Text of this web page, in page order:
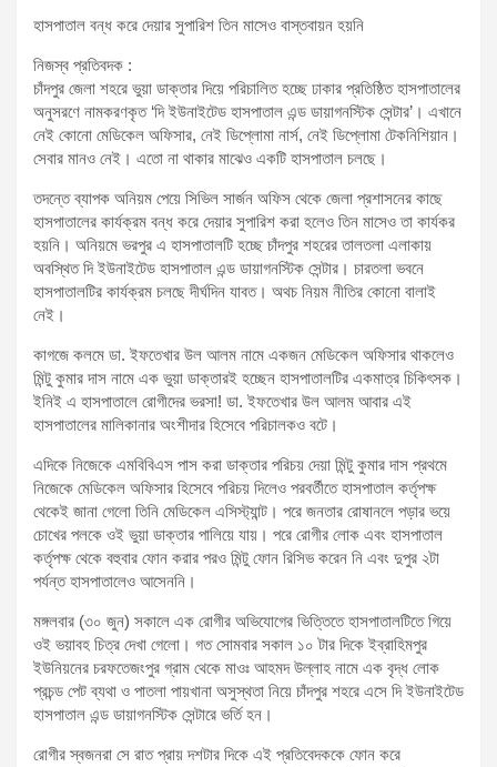
t
:
হাসপাতাল বন্ধ করে দেয়ার সুপারিশ তিন মাসেও বাস্তবায়ন হয়নি
নিজস্ব প্রতিবদক :
চাঁদপুর জেলা শহরে ভুয়া ডাক্তার দিয়ে পরিচালিত হচ্ছে ঢাকার প্রতিষ্ঠিত হাসপাতালের
অনুসরণে নামকরণকৃত ‘দি ইউনাইটেড হাসপাতাল এন্ড ডায়াগনস্টিক সেন্টার’। এখানে
নেই কোনো মেডিকেল অফিসার, নেই ডিপ্লোমা নার্স, নেই ডিপ্লোমা টেকনিশিয়ান।
সেবার মানও নেই। এতো না থাকার মাঝেও একটি হাসপাতাল চলছে।
তদন্তে ব্যাপক অনিয়ম পেয়ে সিভিল সার্জন অফিস থেকে জেলা প্রশাসনের কাছে
হাসপাতালের কার্যক্রম বন্ধ করে দেয়ার সুপারিশ করা হলেও তিন মাসেও তা কার্যকর
হয়নি। অনিয়মে ভরপুর এ হাসপাতালটি হচ্ছে চাঁদপুর শহরের তালতলা এলাকায়
অবস্থিত দি ইউনাইটেড হাসপাতাল এন্ড ডায়াগনস্টিক সেন্টার। চারতলা ভবনে
হাসপাতালটির কার্যক্রম চলছে দীর্ঘদিন যাবত। অথচ নিয়ম নীতির কোনো বালাই
নেই।
কাগজে কলমে ডা. ইফতেখার উল আলম নামে একজন মেডিকেল অফিসার থাকলেও
মিন্টু কুমার দাস নামে এক ভুয়া ডাক্তারই হচ্ছেন হাসপাতালটির একমাত্র চিকিৎসক।
ইনিই এ হাসপাতালে রোগীদের ভরসা! ডা. ইফতেখার উল আলম আবার এই
হাসপাতালের মালিকানার অংশীদার হিসেবে পরিচালকও বটে।
এদিকে নিজেকে এমবিবিএস পাস করা ডাক্তার পরিচয় দেয়া মিন্টু কুমার দাস প্রথমে
নিজেকে মেডিকেল অফিসার হিসেবে পরিচয় দিলেও পরবর্তীতে হাসপাতাল কর্তৃপক্ষ
থেকেই জানা গেলো তিনি মেডিকেল এসিস্ট্যান্ট। পরে জনতার রোষানলে পড়ার ভয়ে
চোখের পলকে ওই ভুয়া ডাক্তার পালিয়ে যায়। পরে রোগীর লোক এবং হাসপাতাল
কর্তৃপক্ষ থেকে বহুবার ফোন করার পরও মিন্টু ফোন রিসিভ করেন নি এবং দুপুর ২টা
পর্যন্ত হাসপাতালেও আসেননি।
মঙ্গলবার (৩০ জুন) সকালে এক রোগীর অভিযোগের ভিত্তিতে হাসপাতালটিতে গিয়ে
ওই ভয়াবহ চিত্র দেখা গেলো। গত সোমবার সকাল ১০ টার দিকে ইব্রাহিমপুর
ইউনিয়নের চরফতেজংপুর গ্রাম থেকে মাওঃ আহমদ উল্লাহ নামে এক বৃদ্ধ লোক
প্রচন্ড পেট ব্যথা ও পাতলা পায়খানা অসুস্থতা নিয়ে চাঁদপুর শহরে এসে দি ইউনাইটেড
হাসপাতাল এন্ড ডায়াগনস্টিক সেন্টারে ভর্তি হন।
রোগীর স্বজনরা সে রাত প্রায় দশটার দিকে এই প্রতিবেদককে ফোন করে